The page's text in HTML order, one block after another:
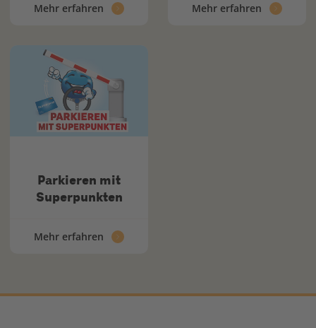
Mehr erfahren Mehr erfahren
Parkieren mit
Superpunkten
Mehr erfahren